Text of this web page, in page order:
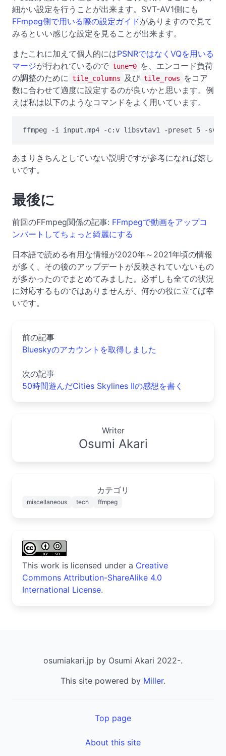
細かい設定を行うことが出来ます。SVT-AV1側にも
FFmpeg側で用いる際の設定ガイドがありますので見て
みるといい感じな設定を見ることが出来ます。
またこれに加えて個人的にはPSNRではなくVQを用いる
マージが行われているので tune=0 を、エンコード負荷
の調整のために tile_columns 及び tile_rows
をコア
数に合わせて適度に設定するのが良いかと思います。例
えば私は以下のようなコマンドをよく用いています。
あまりきちんとしていない説明ですが参考になれば嬉し
いです。
最後に
前回のFFmpeg関係の記事: FFmpegで動画をアップコ
ンバートしてちょっと綺麗にする
日本語で読める有用な情報が2020年～2021年頃の情報
が多く、その後のアップデートが反映されていないもの
が多かったのでまとめてみました。必ずしも全ての状況
に対応するものではありませんが、何かの役に立てば幸
いです。
前の記事
Blueskyのアカウントを取得しました
次の記事
50時間遊んだCities Skylines IIの感想を書く
Writer
Osumi Akari
カテゴリ
miscellaneous tech ffmpeg
This work is licensed under a Creative
Commons Attribution-ShareAlike 4.0
International License.
osumiakari.jp by Osumi Akari 2022-.
This site powered by Miller.
Top page
About this site